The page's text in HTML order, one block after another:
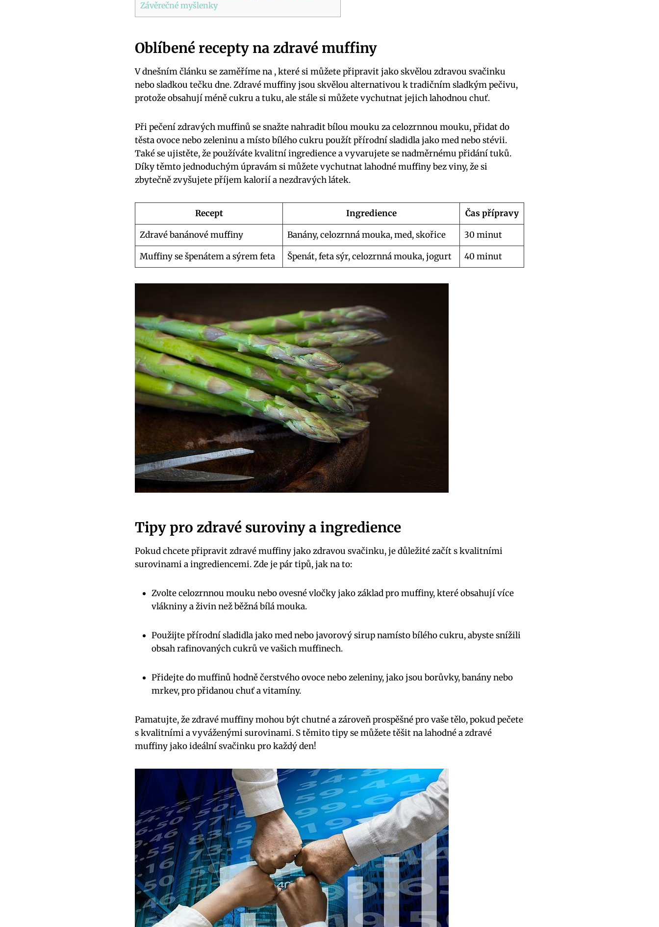
Závěrečné myšlenky
Oblíbené recepty na zdravé muffiny
V dnešním článku se zaměříme na , které si můžete připravit jako skvělou zdravou svačinku
nebo sladkou tečku dne. Zdravé muffiny jsou skvělou alternativou k tradičním sladkým pečivu,
protože obsahují méně cukru a tuku, ale stále si můžete vychutnat jejich lahodnou chuť.
Při pečení zdravých muffinů se snažte nahradit bílou mouku za celozrnnou mouku, přidat do
těsta ovoce nebo zeleninu a místo bílého cukru použít přírodní sladidla jako med nebo stévii.
Také se ujistěte, že používáte kvalitní ingredience a vyvarujete se nadměrnému přidání tuků.
Díky těmto jednoduchým úpravám si můžete vychutnat lahodné muffiny bez viny, že si
zbytečně zvyšujete příjem kalorií a nezdravých látek.
Recept Ingredience
Čas přípravy
Zdravé banánové muffiny
Banány, celozrnná mouka, med, skořice
30 minut
Muffiny se špenátem a sýrem feta
Špenát, feta sýr, celozrnná mouka, jogurt 40 minut
Tipy pro zdravé suroviny a ingredience
Pokud chcete připravit zdravé muffiny jako zdravou svačinku, je důležité začít s kvalitními
surovinami a ingrediencemi. Zde je pár tipů, jak na to:
Zvolte celozrnnou mouku nebo ovesné vločky jako základ pro muffiny, které obsahují více
vlákniny a živin než běžná bílá mouka.
Použijte přírodní sladidla jako med nebo javorový sirup namísto bílého cukru, abyste snížili
obsah rafinovaných cukrů ve vašich muffinech.
Přidejte do muffinů hodně čerstvého ovoce nebo zeleniny, jako jsou borůvky, banány nebo
mrkev, pro přidanou chuť a vitamíny.
Pamatujte, že zdravé muffiny mohou být chutné a zároveň prospěšné pro vaše tělo, pokud pečete
s kvalitními a vyváženými surovinami. S těmito tipy se můžete těšit na lahodné a zdravé
muffiny jako ideální svačinku pro každý den!